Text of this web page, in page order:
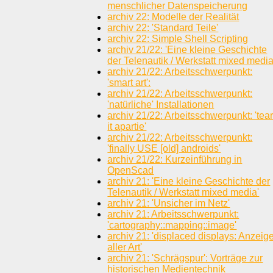
menschlicher Datenspeicherung
archiv 22: Modelle der Realität
archiv 22: 'Standard Teile'
archiv 22: Simple Shell Scripting
archiv 21/22: 'Eine kleine Geschichte
der Telenautik / Werkstatt mixed
archiv 21/22: Arbeitsschwerpunkt:
'smart art':
archiv 21/22: Arbeitsschwerpunkt:
'natürliche' Installationen
archiv 21/22: Arbeitsschwerpunkt: 'tear
it apartie'
archiv 21/22: Arbeitsschwerpunkt:
'finally USE [old] androids'
archiv 21/22: Kurzeinführung in
OpenScad
archiv 21: 'Eine kleine Geschichte der
Telenautik / Werkstatt mixed media'
archiv 21: 'Unsicher im Netz'
archiv 21: Arbeitsschwerpunkt:
'cartography::mapping::image'
archiv 21: 'displaced displays:
aller Art'
archiv 21: 'Schrägspur': Vorträge zur
historischen Medientechnik